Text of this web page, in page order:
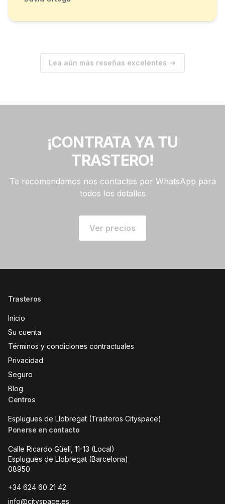
Lea aún más reseñas excelentes
¡CONTRATA YA TU
TRASTERO!
Te recomendamos nos contactes por WhatsApp para
todos los detalles
Ver precios
Trasteros
Inicio
Su cuenta
Términos y condiciones contractuales
Privacidad
Seguro
Blog
Centros
Esplugues de Llobregat (Trasteros Cityspace)
Ponerse en contacto
Calle Ricardo Güell, 11-13 (Local)
Esplugues de Llobregat (Barcelona)
08950
+34 624 60 21 42
info@cityspace.es